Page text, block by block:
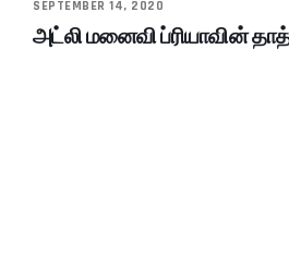
SEPTEMBER 14, 2020
அட்லி மனைவி ப்ரியாவின்